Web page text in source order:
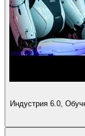
Индустрия 6.0,